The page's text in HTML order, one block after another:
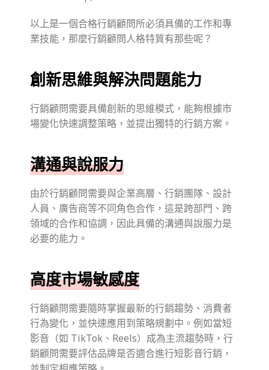
以上是一個合格行銷顧問所必須具備的工作和專
業技能，那麼行銷顧問人格特質有那些呢？
創新思維與解決問題能力
行銷顧問需要具備創新的思維模式，能夠根據市
場變化快速調整策略，並提出獨特的行銷方案。
溝通與說服力
由於行銷顧問需要與企業高層、行銷團隊、設計
人員、廣告商等不同角色合作，這是跨部門、跨
領域的合作和協調，因此具備的溝通與說服力是
必要的能力。
高度市場敏感度
行銷顧問需要隨時掌握最新的行銷趨勢、消費者
行為變化，並快速應用到策略規劃中。例如當短
影音（如 TikTok、Reels）成為主流趨勢時，行
銷顧問需要評估品牌是否適合進行短影音行銷，